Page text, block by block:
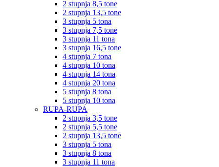
2 stupnja 8,5 tone
2 stupnja 13,5 tone
3 stupnja 5 tona
3 stupnja 7,5 tone
3 stupnja 11 tona
3 stupnja 16,5 tone
4 stupnja 7 tona
4 stupnja 10 tona
4 stupnja 14 tona
4 stupnja 20 tona
5 stupnja 8 tona
5 stupnja 10 tona
RUPA-RUPA
2 stupnja 3,5 tone
2 stupnja 5,5 tone
2 stupnja 13,5 tone
3 stupnja 5 tona
3 stupnja 8 tona
3 stupnja 11 tona